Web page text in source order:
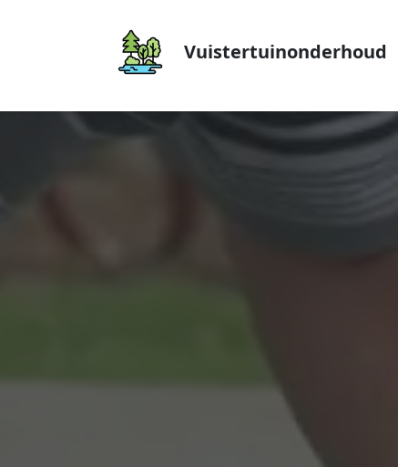
Vuistertuinonderhoud